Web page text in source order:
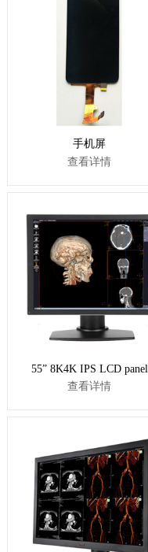
手机屏
查看详情
55” 8K4K IPS LCD panel
查看详情